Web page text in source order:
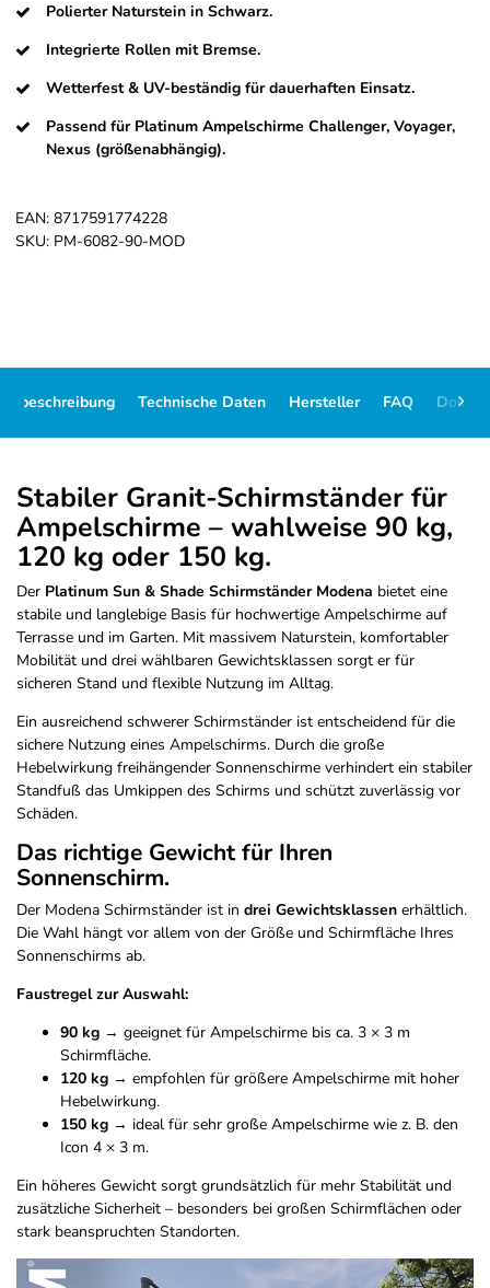
Polierter Naturstein in Schwarz.
Integrierte Rollen mit Bremse.
Wetterfest & UV-beständig für dauerhaften Einsatz.
Passend für Platinum Ampelschirme Challenger, Voyager,
Nexus (größenabhängig).
EAN: 8717591774228
SKU: PM-6082-90-MOD
Technische Daten Hersteller FAQ
Stabiler Granit-Schirmständer für
Ampelschirme – wahlweise 90 kg,
120 kg oder 150 kg.
Der Platinum Sun & Shade Schirmständer Modena bietet eine
stabile und langlebige Basis für hochwertige Ampelschirme auf
Terrasse und im Garten. Mit massivem Naturstein, komfortabler
Mobilität und drei wählbaren Gewichtsklassen sorgt er für
sicheren Stand und flexible Nutzung im Alltag.
Ein ausreichend schwerer Schirmständer ist entscheidend für die
sichere Nutzung eines Ampelschirms. Durch die große
Hebelwirkung freihängender Sonnenschirme verhindert ein stabiler
Standfuß das Umkippen des Schirms und schützt zuverlässig vor
Schäden.
Das richtige Gewicht für Ihren
Sonnenschirm.
Der Modena Schirmständer ist in drei Gewichtsklassen erhältlich.
Die Wahl hängt vor allem von der Größe und Schirmfläche Ihres
Sonnenschirms ab.
Faustregel zur Auswahl:
90 kg → geeignet für Ampelschirme bis ca. 3 × 3 m
Schirmfläche.
120 kg → empfohlen für größere Ampelschirme mit hoher
Hebelwirkung.
150 kg → ideal für sehr große Ampelschirme wie z. B. den
Icon 4 × 3 m.
Ein höheres Gewicht sorgt grundsätzlich für mehr Stabilität und
zusätzliche Sicherheit – besonders bei großen Schirmflächen oder
stark beanspruchten Standorten.